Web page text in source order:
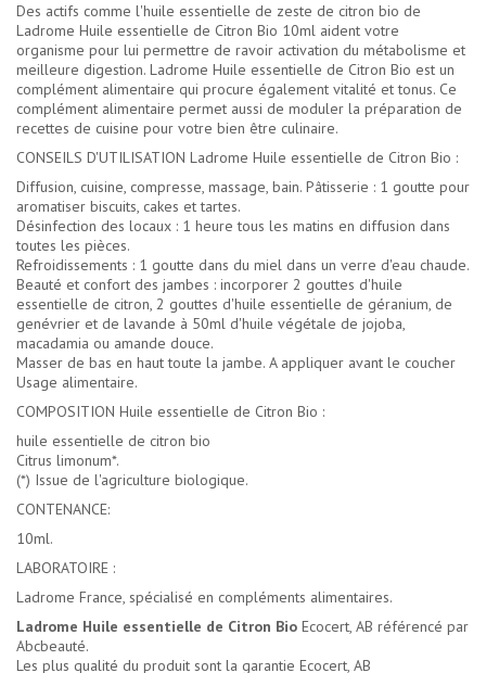
Des actifs comme l'huile essentielle de zeste de citron bio de
Ladrome Huile essentielle de Citron Bio 10ml aident votre
organisme pour lui permettre de ravoir activation du métabolisme et
meilleure digestion. Ladrome Huile essentielle de Citron Bio est un
complément alimentaire qui procure également vitalité et tonus. Ce
complément alimentaire permet aussi de moduler la préparation de
recettes de cuisine pour votre bien être culinaire.
CONSEILS D'UTILISATION Ladrome Huile essentielle de Citron Bio :
Diffusion, cuisine, compresse, massage, bain. Pâtisserie : 1 goutte pour
aromatiser biscuits, cakes et tartes.
Désinfection des locaux : 1 heure tous les matins en diffusion dans
toutes les pièces.
Refroidissements : 1 goutte dans du miel dans un verre d'eau chaude.
Beauté et confort des jambes : incorporer 2 gouttes d'huile
essentielle de citron, 2 gouttes d'huile essentielle de géranium, de
genévrier et de lavande à 50ml d'huile végétale de jojoba,
macadamia ou amande douce.
Masser de bas en haut toute la jambe. A appliquer avant le coucher
Usage alimentaire.
COMPOSITION Huile essentielle de Citron Bio :
huile essentielle de citron bio
Citrus limonum*.
(*) Issue de l'agriculture biologique.
CONTENANCE:
10ml.
LABORATOIRE :
Ladrome France, spécialisé en compléments alimentaires.
Ladrome Huile essentielle de Citron Bio Ecocert, AB référencé par
Abcbeauté.
Les plus qualité du produit sont la garantie Ecocert, AB